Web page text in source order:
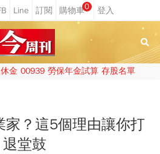
0
金 00939 勞保年金試算 存股名單
家？這5個理由讓你打
退堂鼓